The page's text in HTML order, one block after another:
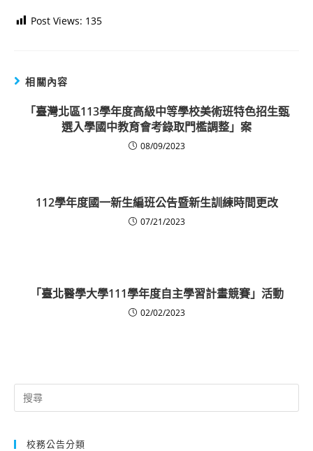
Post Views: 135
相關內容
「臺灣北區113學年度高級中等學校美術班特色招生甄
選入學國中教育會考錄取門檻調整」案
08/09/2023
112學年度國一新生編班公告暨新生訓練時間更改
07/21/2023
「臺北醫學大學111學年度自主學習計畫競賽」活動
02/02/2023
Search
for:
校務公告分類